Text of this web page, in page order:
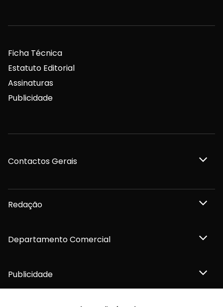
Ficha Técnica
Estatuto Editorial
Assinaturas
Publicidade
Contactos Gerais
Redação
Departamento Comercial
Publicidade